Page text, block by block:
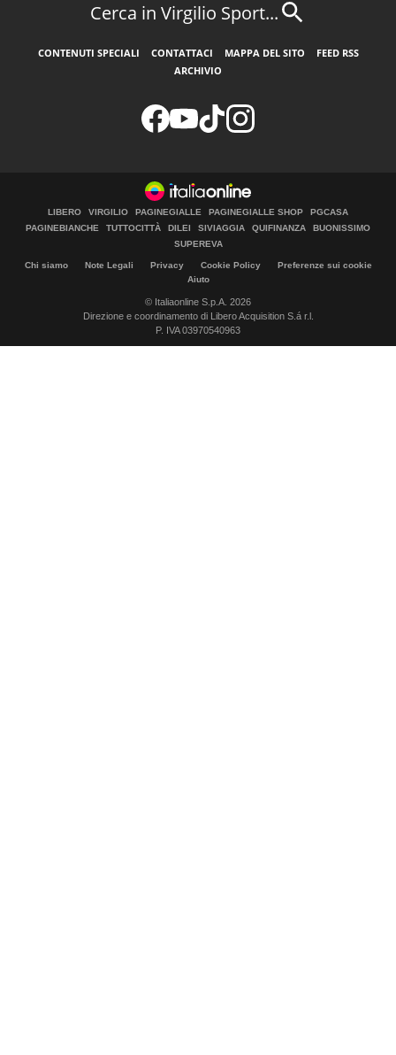
Cerca in Virgilio Sport...
CONTENUTI SPECIALI CONTATTACI MAPPA DEL SITO
FEED RSS
ARCHIVIO
LIBERO VIRGILIO PAGINEGIALLE PAGINEGIALLE SHOP
PGCASA
PAGINEBIANCHE
TUTTOCITTÀ DILEI SIVIAGGIA QUIFINANZA
BUONISSIMO
SUPEREVA
Chi siamo Note Legali Privacy Cookie Policy
Preferenze sui cookie
Aiuto
© Italiaonline S.p.A. 2026
Direzione e coordinamento di Libero Acquisition S.á r.l.
P. IVA 03970540963